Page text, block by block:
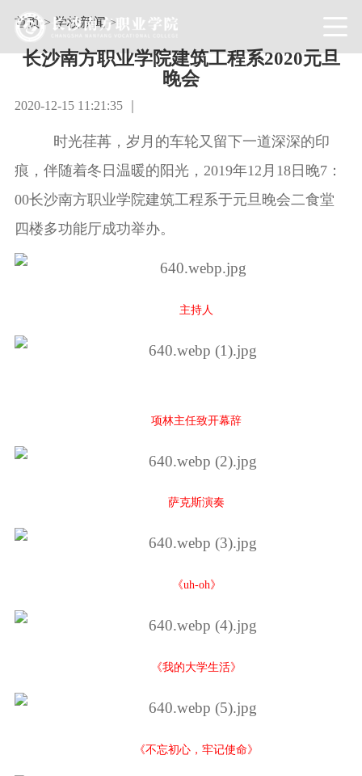
首页 > 学校新闻>
长沙南方职业学院建筑工程系2020元旦
晚会
2020-12-15 11:21:35 ｜
时光荏苒，岁月的车轮又留下一道深深的印
痕，伴随着冬日温暖的阳光，2019年12月18日晚7：
00长沙南方职业学院建筑工程系于元旦晚会二食堂
四楼多功能厅成功举办。
主持人
项林主任致开幕辞
萨克斯演奏
《uh-oh》
《我的大学生活》
《不忘初心，牢记使命》